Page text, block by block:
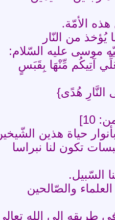
الأمّة.
من النّار
موسى عليه السّلام:
آتِيكُم مِّنْهَا بِقَبَسٍ
النَّارِ هُدًى}
10]
حياة هذين
تكون لنا نبراسا
السّبيل.
والصّالحين
طريقه إلى الله